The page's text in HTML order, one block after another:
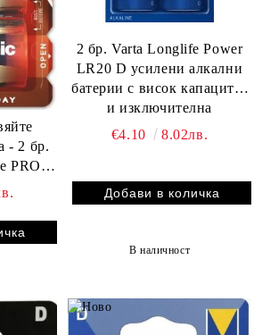
- 2 бр.
PRO
2 бр. Varta Longlife Power
LR20 D усилени алкални
батерии с висок капацитет
и изключителна
електрическа
€4.10 8.02лв.
В наличност